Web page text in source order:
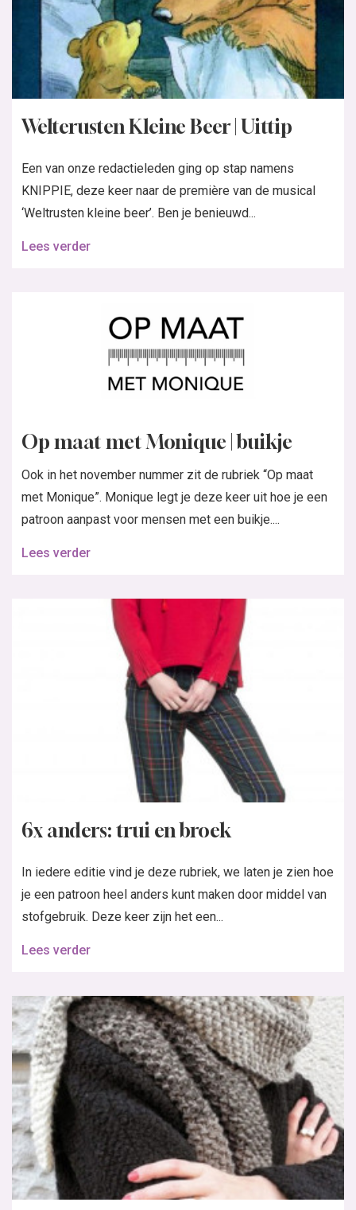
Welterusten Kleine Beer | Uittip
Een van onze redactieleden ging op stap namens
KNIPPIE, deze keer naar de première van de musical
‘Weltrusten kleine beer’. Ben je benieuwd...
Lees verder
Op maat met Monique | buikje
Ook in het november nummer zit de rubriek “Op maat
met Monique”. Monique legt je deze keer uit hoe je een
patroon aanpast voor mensen met een buikje....
Lees verder
6x anders: trui en broek
In iedere editie vind je deze rubriek, we laten je zien hoe
je een patroon heel anders kunt maken door middel van
stofgebruik. Deze keer zijn het een...
Lees verder